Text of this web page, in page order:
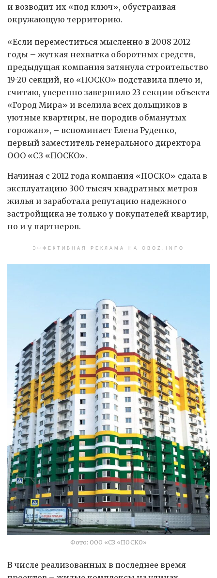
и возводит их «под ключ», обустраивая
окружающую территорию.
«Если переместиться мысленно в 2008-2012
годы – жуткая нехватка оборотных средств,
предыдущая компания затянула строительство
19-20 секций, но «ПОСКО» подставила плечо и,
считаю, уверенно завершило 23 секции объекта
«Город Мира» и вселила всех дольщиков в
уютные квартиры, не породив обманутых
горожан», – вспоминает Елена Руденко,
первый заместитель генерального директора
ООО «СЗ «ПОСКО».
Начиная с 2012 года компания «ПОСКО» сдала в
эксплуатацию 300 тысяч квадратных метров
жилья и заработала репутацию надежного
застройщика не только у покупателей квартир,
но и у партнеров.
ЭФФЕКТИВНАЯ РЕКЛАМА НА OBOZ.INFO
Фото: ООО «СЗ «ПОСКО»
В числе реализованных в последнее время